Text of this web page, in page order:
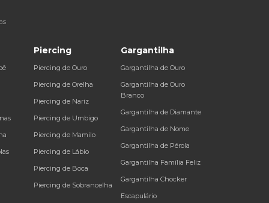
Piercing
Piercing de Ouro
Piercing de Orelha
Piercing de Nariz
Piercing de Umbigo
Piercing de Mamilo
Piercing de Lábio
Piercing de Boca
Piercing de Sobrancelha
Gargantilha
Gargantilha de Ouro
Gargantilha de Ouro
Branco
Gargantilha de Diamante
Gargantilha de Nome
Gargantilha de Pérola
Gargantilha Família Feliz
Gargantilha Chocker
Escapulário